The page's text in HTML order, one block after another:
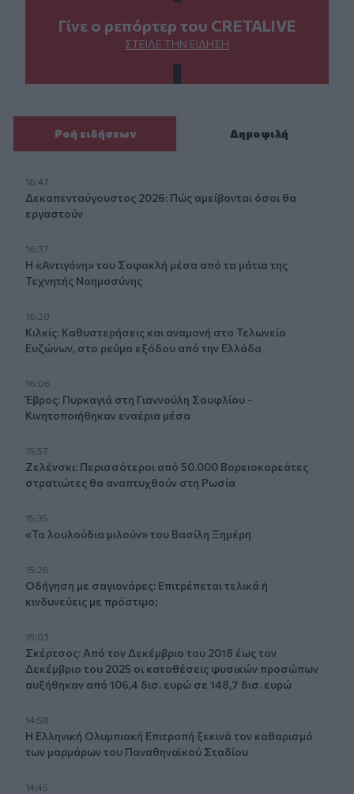
Γίνε ο ρεπόρτερ του CRETALIVE
ΣΤΕΊΛΕ ΤΗΝ ΕΊΔΗΣΗ
Ροή ειδήσεων Δημοφιλή
16:47
Δεκαπενταύγουστος 2026: Πώς αμείβονται όσοι θα
εργαστούν
16:37
Η «Αντιγόνη» του Σοφοκλή μέσα από τα μάτια της
Τεχνητής Νοημοσύνης
16:20
Κιλκίς: Καθυστερήσεις και αναμονή στο Τελωνείο
Ευζώνων, στο ρεύμα εξόδου από την Ελλάδα
16:06
Έβρος: Πυρκαγιά στη Γιαννούλη Σουφλίου -
Κινητοποιήθηκαν εναέρια μέσα
15:57
Ζελένσκι: Περισσότεροι από 50.000 Βορειοκορεάτες
στρατιώτες θα αναπτυχθούν στη Ρωσία
15:35
«Τα λουλούδια μιλούν» του Βασίλη Ξημέρη
15:26
Οδήγηση με σαγιονάρες: Επιτρέπεται τελικά ή
κινδυνεύεις με πρόστιμο;
15:03
Σκέρτσος: Από τον Δεκέμβριο του 2018 έως τον
Δεκέμβριο του 2025 οι καταθέσεις φυσικών προσώπων
αυξήθηκαν από 106,4 δισ. ευρώ σε 148,7 δισ. ευρώ
14:58
Η Ελληνική Ολυμπιακή Επιτροπή ξεκινά τον καθαρισμό
των μαρμάρων του Παναθηναϊκού Σταδίου
14:45